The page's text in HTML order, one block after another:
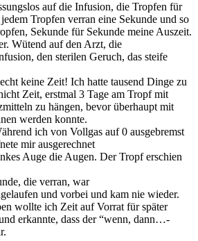
auf die Infusion, die Tropfen für
Tropfen verran eine Sekunde und so
Sekunde für Sekunde meine Auszeit.
Wütend auf den Arzt, die
den sterilen Geruch, das steife
keine Zeit! Ich hatte tausend Dinge zu
Zeit, erstmal 3 Tage am Tropf mit
zu hängen, bevor überhaupt mit
werden konnte.
ich von Vollgas auf 0 ausgebremst
mir ausgerechnet
Auge die Augen. Der Tropf erschien
die verran, war
n und vorbei und kam nie wieder.
wollte ich Zeit auf Vorrat für später
erkannte, dass der “wenn, dann…-